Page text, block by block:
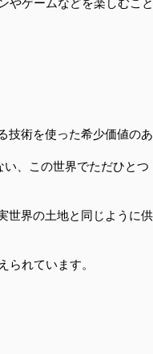
やゲームなどを楽しむこと
技術を使った希少価値のあ
い、この世界でただひとつ
世界の土地と同じように供
られています。